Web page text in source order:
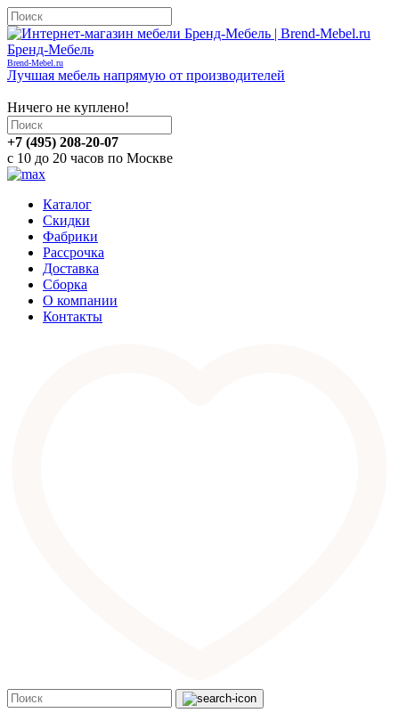
Бренд-Мебель
Brend-Mebel.ru
Лучшая мебель напрямую от производителей
Ничего не куплено!
+7 (495) 208-20-07
с 10 до 20 часов по Москве
Каталог
Скидки
Фабрики
Рассрочка
Доставка
Сборка
О компании
Контакты